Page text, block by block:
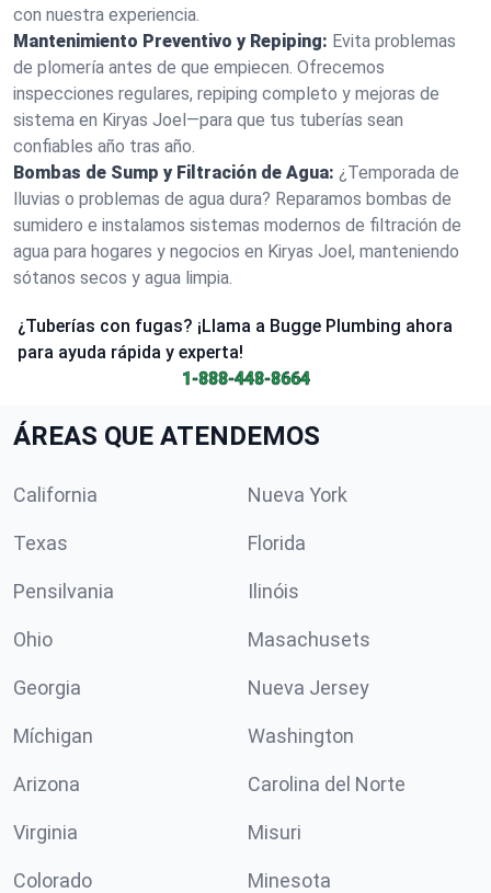
con nuestra experiencia.
Mantenimiento Preventivo y Repiping: Evita problemas
de plomería antes de que empiecen. Ofrecemos
inspecciones regulares, repiping completo y mejoras de
sistema en Kiryas Joel—para que tus tuberías sean
confiables año tras año.
Bombas de Sump y Filtración de Agua: ¿Temporada de
lluvias o problemas de agua dura? Reparamos bombas de
sumidero e instalamos sistemas modernos de filtración de
agua para hogares y negocios en Kiryas Joel, manteniendo
sótanos secos y agua limpia.
¿Tuberías con fugas? ¡Llama a Bugge Plumbing ahora
para ayuda rápida y experta!
1-888-448-8664
ÁREAS QUE ATENDEMOS
California Nueva York
Texas Florida
Pensilvania Ilinóis
Ohio Masachusets
Georgia Nueva Jersey
Míchigan Washington
Arizona Carolina del Norte
Virginia Misuri
Colorado Minesota